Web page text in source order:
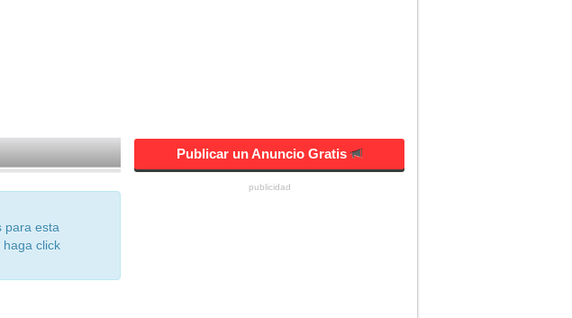
para esta
click
Publicar un Anuncio Gratis
publicidad